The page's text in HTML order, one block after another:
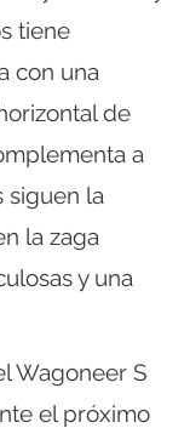
tiene
con una
de
a
siguen la
la zaga
y una
Wagoneer S
el próximo